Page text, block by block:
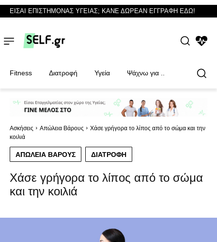
Φυσικοθεραπευτές
Φυσικοθεραπευτές
ΕΙΣΑΙ ΕΠΙΣΤΗΜΟΝΑΣ ΥΓΕΙΑΣ; ΚΑΝΕ ΔΩΡΕΑΝ ΕΓΓΡΑΦΗ ΕΔΩ!
Fitness Διατροφή Υγεία Ψάχνω για ..
Ασκήσεις Απώλεια Βάρους
Χάσε γρήγορα το λίπος από το σώμα και την
κοιλιά
ΑΠΏΛΕΙΑ ΒΆΡΟΥΣ ΔΙΑΤΡΟΦΉ
Χάσε γρήγορα το λίπος από το σώμα
και την κοιλιά